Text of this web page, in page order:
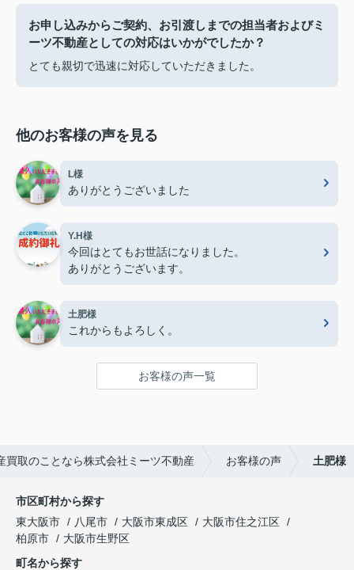
お申し込みからご契約、お引渡しまでの担当者およびミ
ーツ不動産としての対応はいかがでしたか？
とても親切で迅速に対応していただきました。
他のお客様の声を見る
L様
ありがとうございました
Y.H様
今回はとてもお世話になりました。
ありがとうございます。
土肥様
これからもよろしく。
お客様の声一覧
買取のことなら株式会社ミーツ不動産 お客様の声 土肥様
市区町村から探す
東大阪市
八尾市 大阪市東成区
大阪市住之江区
柏原市
大阪市生野区
町名から探す